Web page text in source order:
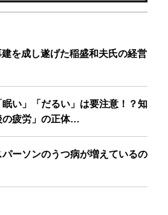
を成し遂げた稲盛和夫氏の経営
い」「だるい」は要注意！？知
の疲労」の正体…
ーソンのうつ病が増えているの